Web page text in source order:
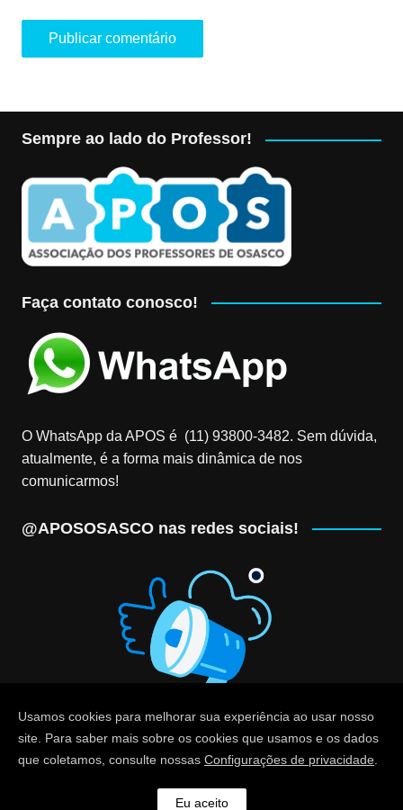
Sempre ao lado do Professor!
Faça contato conosco!
O WhatsApp da APOS é (11) 93800-3482‬. Sem dúvida,
atualmente, é a forma mais dinâmica de nos
comunicarmos!
@APOSOSASCO nas redes sociais!
Usamos cookies para melhorar sua experiência ao usar nosso
site. Para saber mais sobre os cookies que usamos e os dados
que coletamos, consulte nossas Configurações de privacidade
Eu aceito